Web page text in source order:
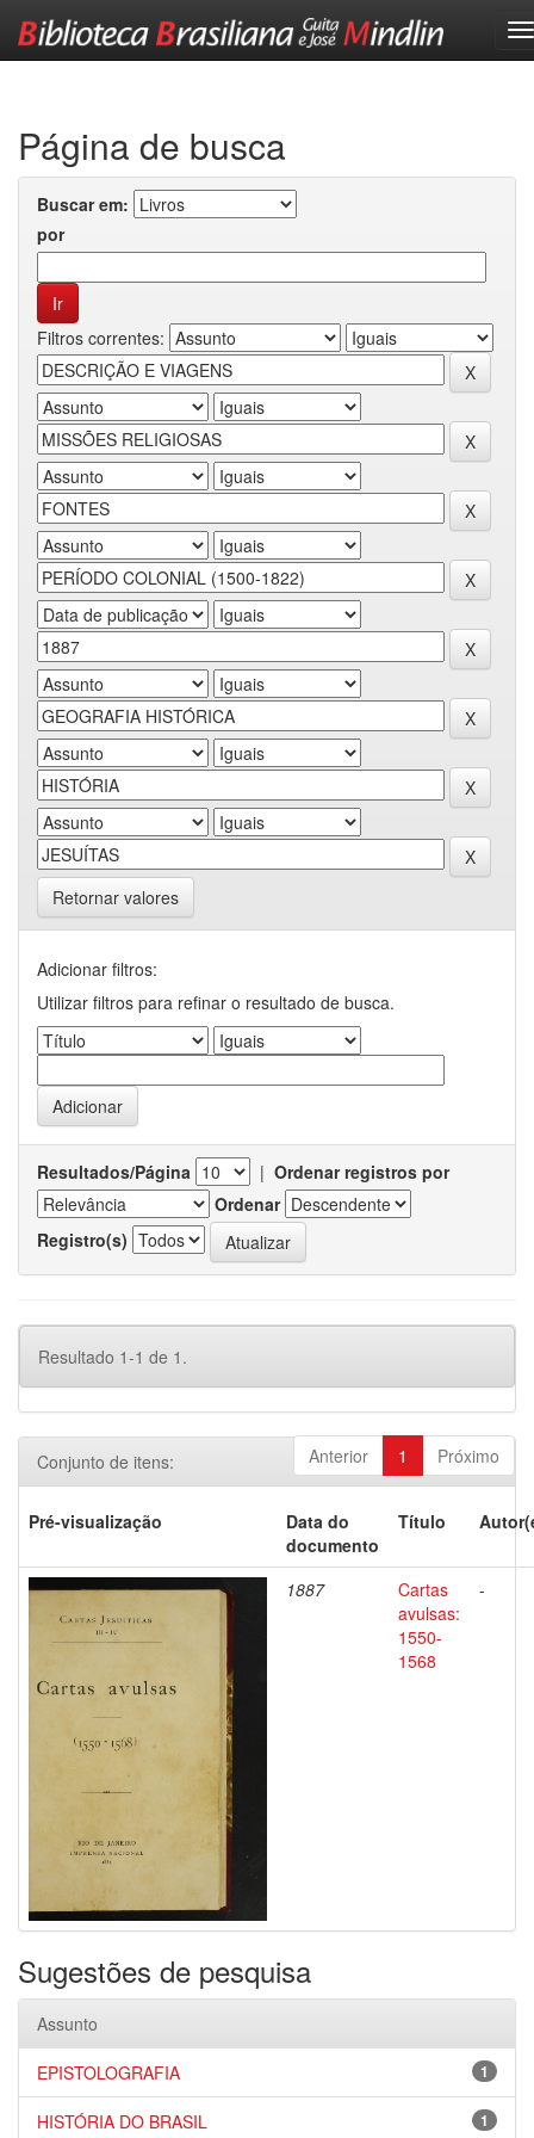
Página de busca
Buscar em:
por
Filtros correntes:
Retornar valores
Adicionar filtros:
Utilizar filtros para refinar o resultado de busca.
Resultados/Página | Ordenar registros por
Ordenar
Registro(s)
Resultado 1-1 de 1.
Anterior 1 Próximo
Conjunto de itens:
Pré-visualização
Data do
documento
Título
1887
Cartas
avulsas:
1550-
1568
-
Sugestões de pesquisa
Assunto
1
EPISTOLOGRAFIA
1
HISTÓRIA DO BRASIL